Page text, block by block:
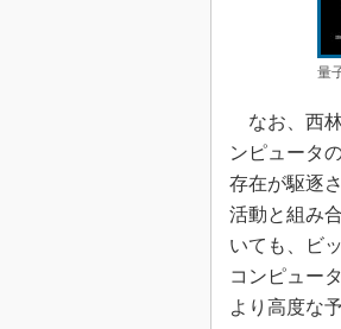
量
なお、西林
ンピュータ
存在が駆逐
活動と組み
いても、ビ
コンピュー
より高度な